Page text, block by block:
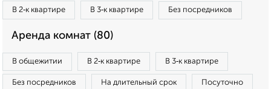
В 2‑к квартире В 3‑к квартире Без посредников
Аренда комнат (80)
В общежитии В 2‑к квартире В 3‑к квартире
Без посредников На длительный срок Посуточно